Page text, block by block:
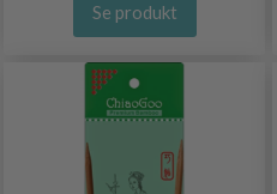
Se produkt